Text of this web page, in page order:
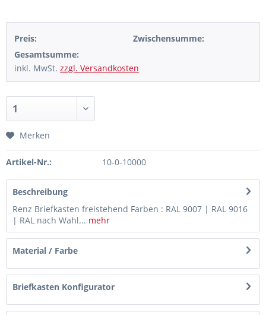
Preis:
Zwischensumme:
Gesamtsumme:
inkl. MwSt.zzgl. Versandkosten
Merken
Artikel-Nr.: 10-0-10000
Beschreibung
Renz Briefkasten freistehend Farben : RAL 9007 | RAL 9016
| RAL nach Wahl... mehr
Material / Farbe
Briefkasten Konfigurator